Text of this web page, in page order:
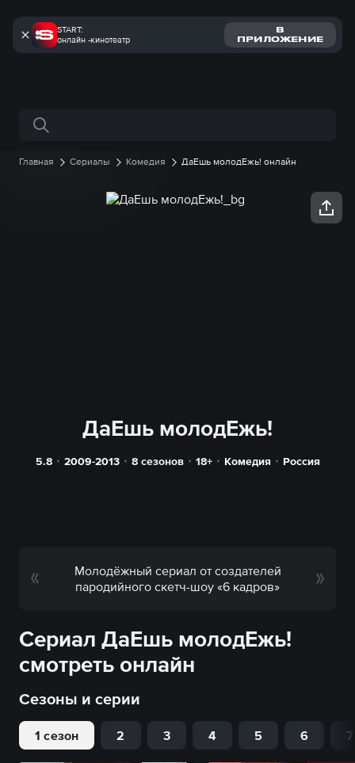
START:
онлайн -кинотеатр
В
ПРИЛОЖЕНИЕ
Поиск по сайту
Главная Сериалы Комедия ДаЕшь молодЕжь! онлайн
ДаЕшь молодЕжь!
5.8 2009-2013 8 сезонов 18+ Комедия Россия
Молодёжный сериал от создателей
пародийного скетч-шоу «6 кадров»
Сериал ДаЕшь молодЕжь!
смотреть онлайн
Сезоны и серии
1 сезон 2 3 4 5 6 7